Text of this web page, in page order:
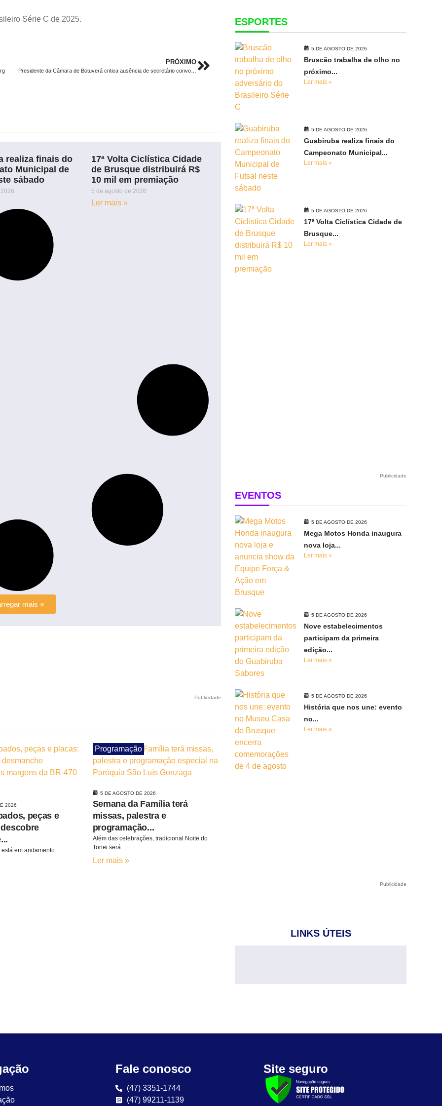
Série C de 2025.
PRÓXIMO
Presidente da Câmara de Botuverá critica ausência de secretário convocado
realiza finais do
Municipal de
sábado
17ª Volta Ciclística Cidade
de Brusque distribuirá R$
10 mil em premiação
5 de agosto de 2026
Ler mais »
mais »
Publicidade
2026
peças e
em andamento
Programação
5 DE AGOSTO DE 2026
Semana da Família terá
missas, palestra e
programação...
Além das celebrações, tradicional Noite do
Tortei será...
Ler mais »
ESPORTES
5 DE AGOSTO DE 2026
Bruscão trabalha de olho no
próximo...
Ler mais »
5 DE AGOSTO DE 2026
Guabiruba realiza finais do
Campeonato Municipal...
Ler mais »
5 DE AGOSTO DE 2026
17ª Volta Ciclística Cidade de
Brusque...
Ler mais »
Publicidade
EVENTOS
5 DE AGOSTO DE 2026
Mega Motos Honda inaugura
nova loja...
Ler mais »
5 DE AGOSTO DE 2026
Nove estabelecimentos
participam da primeira
edição...
Ler mais »
5 DE AGOSTO DE 2026
História que nos une: evento
no...
Ler mais »
Publicidade
LINKS ÚTEIS
Fale conosco
(47) 3351-1744
(47) 99211-1139
Site seguro